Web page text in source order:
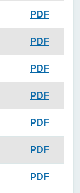
PDF
PDF
PDF
PDF
PDF
PDF
PDF